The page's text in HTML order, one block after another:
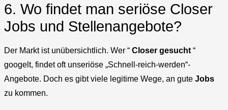
6. Wo findet man seriöse Closer
Jobs und Stellenangebote?
Der Markt ist unübersichtlich. Wer “ Closer gesucht “
googelt, findet oft unseriöse „Schnell-reich-werden“-
Angebote. Doch es gibt viele legitime Wege, an gute Jobs
zu kommen.